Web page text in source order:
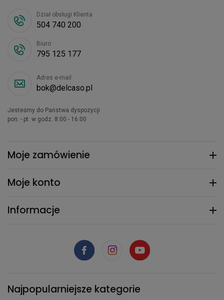
Moje zamówienie
Moje konto
Informacje
Dział obsługi Klienta
504 740 200
Biuro
795 125 177
Adres e-mail
bok@delcaso.pl
Jesteśmy do Państwa dyspozycji
pon. - pt. w godz. 8:00 - 16:00
Najpopularniejsze kategorie